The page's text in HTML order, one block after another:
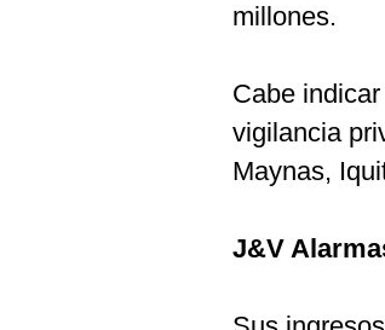
millones.
Cabe
vigilancia
Maynas,
J&V